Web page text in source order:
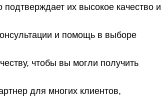
их высокое качество и
и помощь в выборе
чтобы вы могли получить
для многих клиентов,